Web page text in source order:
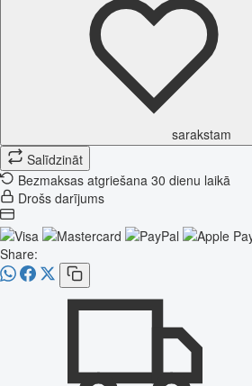
sarakstam
Salīdzināt
Bezmaksas atgriešana 30 dienu laikā
Drošs darījums
Share: